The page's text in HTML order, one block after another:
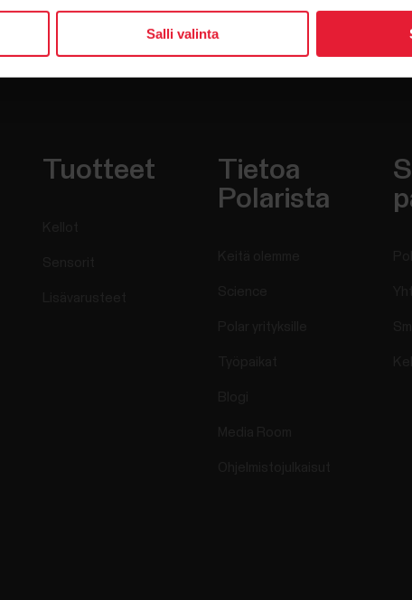
Salli valinta
Tuotteet
Tietoa
Polarista